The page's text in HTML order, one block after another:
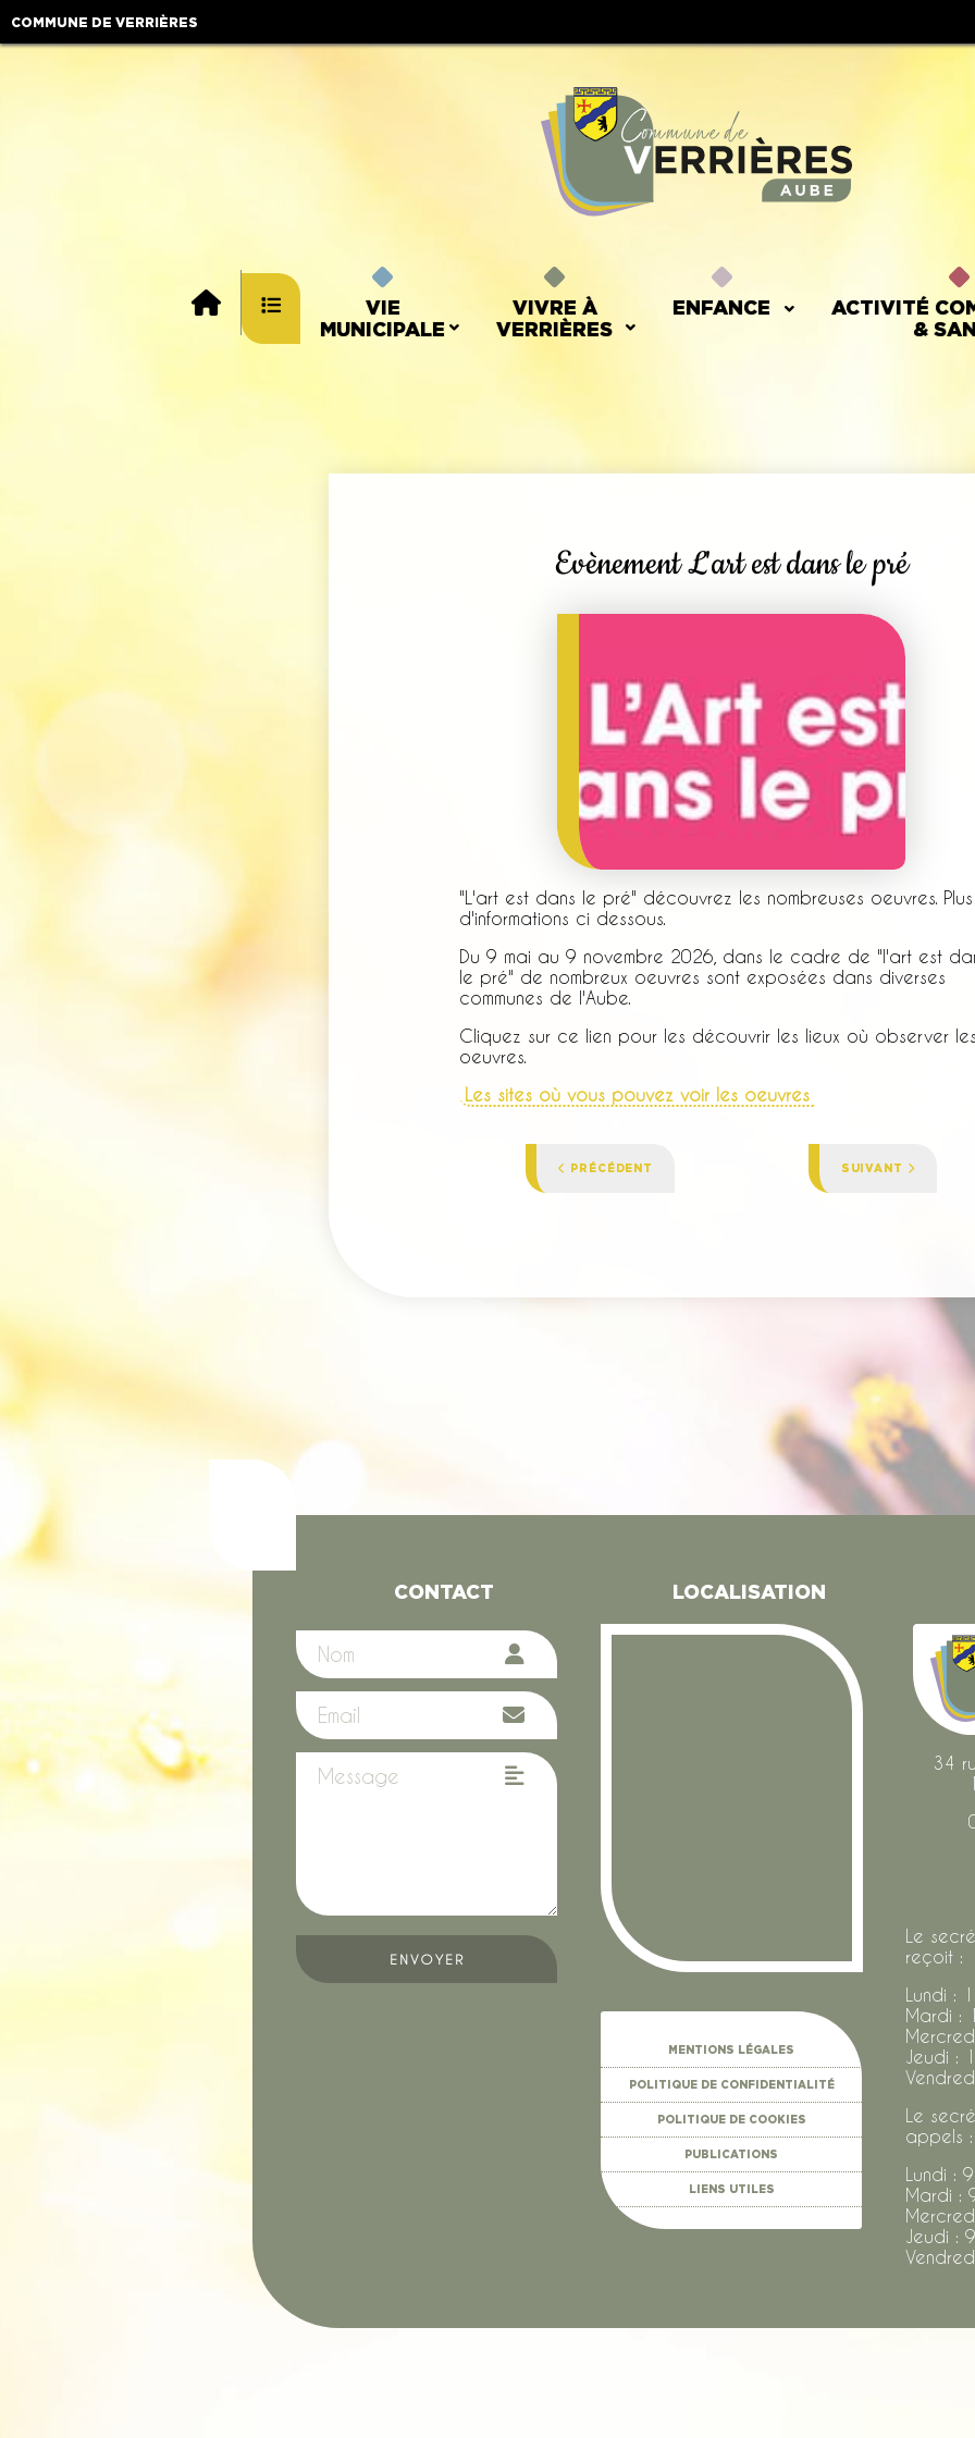
COMMUNE DE VERRIÈRES
VIE
MUNICIPALE
VIVRE À
VERRIÈRES
ENFANCE
ACTIVITÉ
&
Evènement L'art est dans le pré
"L'art est dans le pré" découvrez les nombreuses oeuvres. Plus
d'informations ci dessous.
Du 9 mai au 9 novembre 2026, dans le cadre de "l'art est
le pré" de nombreux oeuvres sont exposées dans diverses
communes de l'Aube.
Cliquez sur ce lien pour les découvrir les lieux où observer
oeuvres.
Les sites où vous pouvez voir les oeuvres
ARTICLE PRÉCÉDENT : DON DU SANG
PRÉCÉDENT ARTICLE SUIVANT
SUIVANT
CONTACT
ENVOYER
LOCALISATION
MENTIONS LÉGALES
POLITIQUE DE CONFIDENTIALITÉ
POLITIQUE DE COOKIES
PUBLICATIONS
LIENS UTILES
34
Le
reçoit :
Lundi :
Mardi :
Jeudi :
Le
appels :
Lundi :
Mardi :
Jeudi :